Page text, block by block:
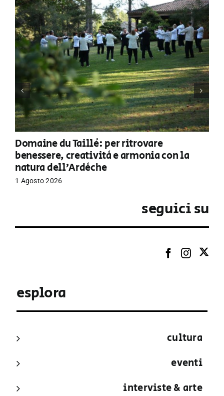
Domaine du Taillé: per ritrovare
benessere, creatività e armonia con la
natura dell’Ardèche
1 Agosto 2026
seguici su
esplora
cultura
eventi
interviste & arte